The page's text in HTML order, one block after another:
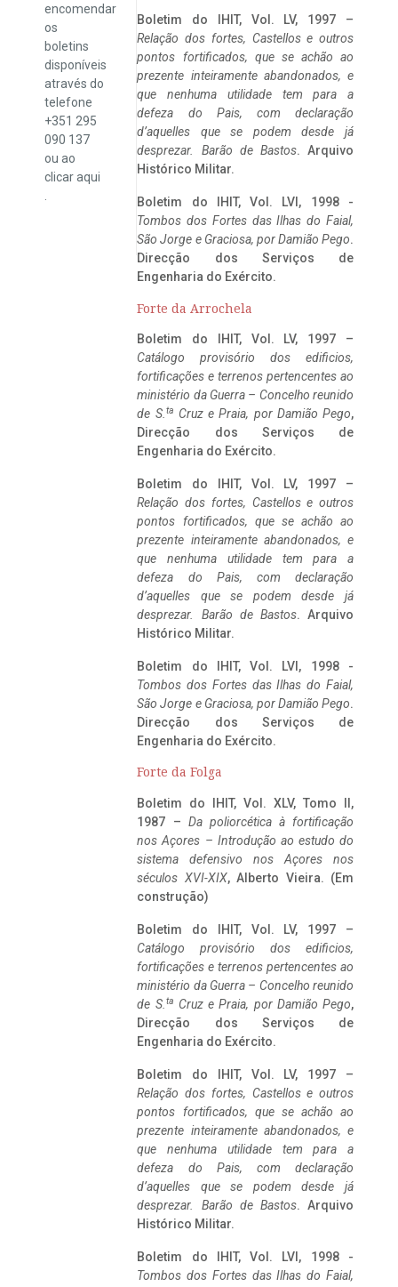
encomendar
os
boletins
disponíveis
através do
telefone
+351 295
090 137
ou ao
clicaraqui
Boletim do IHIT, Vol. LV, 1997 –
Relação dos fortes, Castellos e outros
pontos fortificados, que se achão ao
prezente inteiramente abandonados, e
que nenhuma utilidade tem para a
defeza do Pais, com declaração
d’aquelles que se podem desde já
desprezar. Barão de Bastos. Arquivo
Histórico Militar.
Boletim do IHIT, Vol. LVI, 1998 -
Tombos dos Fortes das Ilhas do Faial,
São Jorge e Graciosa, por Damião Pego.
Direcção dos Serviços de
Engenharia do Exército.
Forte da Arrochela
Boletim do IHIT, Vol. LV, 1997 –
Catálogo provisório dos edificios,
fortificações e terrenos pertencentes ao
ministério da Guerra – Concelho reunido
de S. ta Cruz e Praia, por Damião Pego,
Direcção dos Serviços de
Engenharia do Exército.
Boletim do IHIT, Vol. LV, 1997 –
Relação dos fortes, Castellos e outros
pontos fortificados, que se achão ao
prezente inteiramente abandonados, e
que nenhuma utilidade tem para a
defeza do Pais, com declaração
d’aquelles que se podem desde já
desprezar. Barão de Bastos. Arquivo
Histórico Militar.
Boletim do IHIT, Vol. LVI, 1998 -
Tombos dos Fortes das Ilhas do Faial,
São Jorge e Graciosa, por Damião Pego.
Direcção dos Serviços de
Engenharia do Exército.
Forte da Folga
Boletim do IHIT, Vol. XLV, Tomo II,
1987 – Da poliorcética à fortificação
nos Açores – Introdução ao estudo do
sistema defensivo nos Açores nos
séculos XVI-XIX, Alberto Vieira. (Em
construção)
Boletim do IHIT, Vol. LV, 1997 –
Catálogo provisório dos edificios,
fortificações e terrenos pertencentes ao
ministério da Guerra – Concelho reunido
de S. ta Cruz e Praia, por Damião Pego,
Direcção dos Serviços de
Engenharia do Exército.
Boletim do IHIT, Vol. LV, 1997 –
Relação dos fortes, Castellos e outros
pontos fortificados, que se achão ao
prezente inteiramente abandonados, e
que nenhuma utilidade tem para a
defeza do Pais, com declaração
d’aquelles que se podem desde já
desprezar. Barão de Bastos. Arquivo
Histórico Militar.
Boletim do IHIT, Vol. LVI, 1998 -
Tombos dos Fortes das Ilhas do Faial,